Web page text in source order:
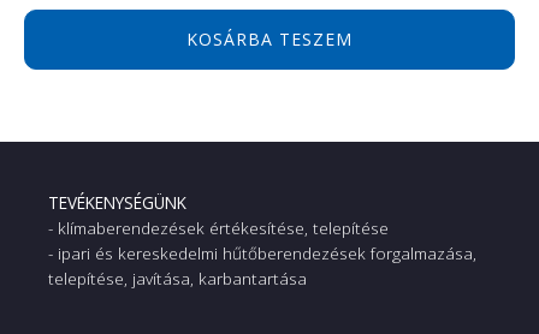
KOSÁRBA TESZEM
TEVÉKENYSÉGÜNK
- klímaberendezések értékesítése, telepítése
- ipari és kereskedelmi hűtőberendezések forgalmazása,
telepítése, javítása, karbantartása